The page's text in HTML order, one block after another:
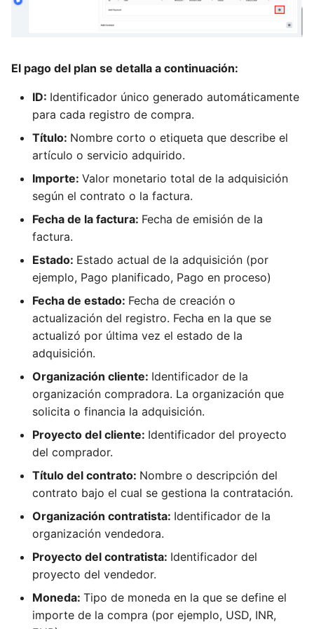
estatuto del equipo
equipo del proyecto
Como PM, FM, RQ, SP,
puedo revisar los
beneficios del proyecto
Como SH, FM, PM, SP, RQ,
puedo revisar la carta del
Como PM, RQ, puedo
revisar el registro de
partes interesadas
Como PM, RQ, SP, SH, FM,
puedo revisar la
declaración del alcance
Como SH, RQ, SP, FM,
puedo controlar la
verificación del estado del
proyecto
puedo revisar los informes
del proyecto
Como SH, RQ, SP, FM,
puedo controlar el alcance
Como SH, RQ, SP, FM, PM,
puedo controlar el
cronograma
índice de felicidad del
Como RM, puedo revisar
los comentarios de los TM
Como gerente de
proyecto, puedo revisar los
comentarios del proyecto
Como PM, puedo realizar
adquisiciones
proyecto, puedo controlar
las adquisiciones
Como RM, PMO, puedo
administrar el fondo de
recursos
Como PfM, PMO, puedo
gestionar componentes de
Como PgM, PMO, puedo
gestionar componentes del
programa
Como PfM, puedo
gestionar la capacidad de
la cartera
El pago del plan se detalla a continuación:
ID: Identificador único generado automáticamente
para cada registro de compra.
Título: Nombre corto o etiqueta que describe el
artículo o servicio adquirido.
Importe: Valor monetario total de la adquisición
según el contrato o la factura.
Fecha de la factura: Fecha de emisión de la
factura.
Estado: Estado actual de la adquisición (por
ejemplo, Pago planificado, Pago en proceso)
Fecha de estado: Fecha de creación o
actualización del registro. Fecha en la que se
actualizó por última vez el estado de la
adquisición.
Organización cliente: Identificador de la
organización compradora. La organización que
solicita o financia la adquisición.
Proyecto del cliente: Identificador del proyecto
del comprador.
Título del contrato: Nombre o descripción del
contrato bajo el cual se gestiona la contratación.
Organización contratista: Identificador de la
organización vendedora.
Proyecto del contratista: Identificador del
proyecto del vendedor.
Moneda: Tipo de moneda en la que se define el
importe de la compra (por ejemplo, USD, INR,